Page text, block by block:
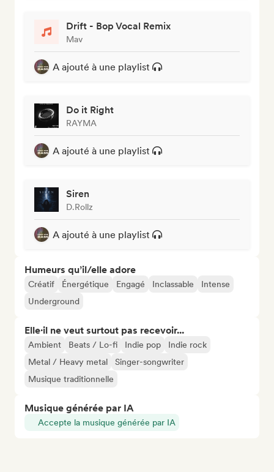
Drift - Bop Vocal Remix
Mav
A ajouté à une playlist
Do it Right
RAYMA
A ajouté à une playlist
Siren
D.Rollz
A ajouté à une playlist
Humeurs qu’il/elle adore
Créatif Énergétique Engagé Inclassable
Intense
Underground
Elle·il ne veut surtout pas recevoir...
Ambient Beats / Lo-fi Indie pop
Indie rock
Metal / Heavy metal
Singer-songwriter
Musique traditionnelle
Musique générée par IA
Accepte la musique générée par IA